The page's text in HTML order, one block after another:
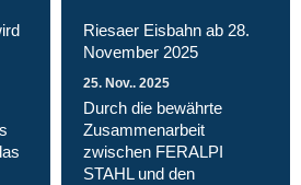
Riesaer Eisbahn ab 28.
November 2025
25. Nov.. 2025
Durch die bewährte
Zusammenarbeit
zwischen FERALPI
STAHL und den